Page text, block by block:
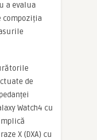
a evalua
compoziția
de
Watch4 cu
X (DXA) cu